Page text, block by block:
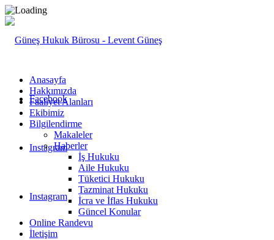
Facebook
Instagram
Instagram
Anasayfa
Hakkımızda
Faaliyet Alanları
Ekibimiz
Bilgilendirme
Makaleler
Haberler
İş Hukuku
Aile Hukuku
Tüketici Hukuku
Tazminat Hukuku
İcra ve İflas Hukuku
Güncel Konular
Online Randevu
İletişim